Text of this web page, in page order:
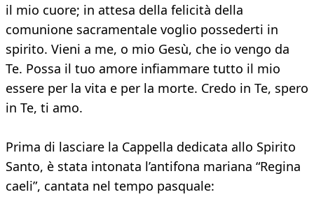
il mio cuore; in attesa della felicità della
comunione sacramentale voglio possederti in
spirito. Vieni a me, o mio Gesù, che io vengo da
Te. Possa il tuo amore infiammare tutto il mio
essere per la vita e per la morte. Credo in Te, spero
in Te, ti amo.
Prima di lasciare la Cappella dedicata allo Spirito
Santo, è stata intonata l’antifona mariana “Regina
caeli”, cantata nel tempo pasquale: